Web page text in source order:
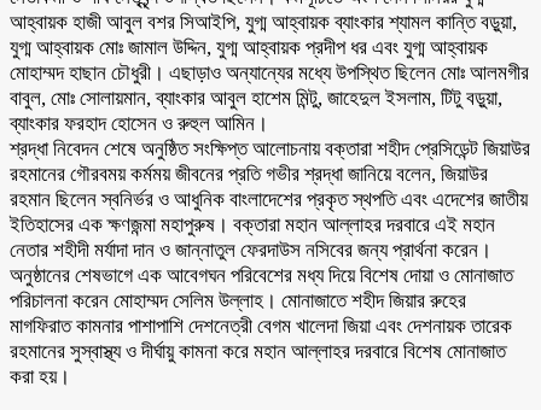
আহ্বায়ক হাজী আবুল বশর সিআইপি, যুগ্ম আহ্বায়ক ব্যাংকার শ্যামল কান্তি বড়ুয়া,
যুগ্ম আহ্বায়ক মোঃ জামাল উদ্দিন, যুগ্ম আহ্বায়ক প্রদীপ ধর এবং যুগ্ম আহ্বায়ক
মোহাম্মদ হাছান চৌধুরী। এছাড়াও অন্যান্যের মধ্যে উপস্থিত ছিলেন মোঃ আলমগীর
বাবুল, মোঃ সোলায়মান, ব্যাংকার আবুল হাশেম মিন্টু, জাহেদুল ইসলাম, টিটু বড়ুয়া,
ব্যাংকার ফরহাদ হোসেন ও রুহুল আমিন।
​শ্রদ্ধা নিবেদন শেষে অনুষ্ঠিত সংক্ষিপ্ত আলোচনায় বক্তারা শহীদ প্রেসিডেন্ট জিয়াউর
রহমানের গৌরবময় কর্মময় জীবনের প্রতি গভীর শ্রদ্ধা জানিয়ে বলেন, জিয়াউর
রহমান ছিলেন স্বনির্ভর ও আধুনিক বাংলাদেশের প্রকৃত স্থপতি এবং এদেশের জাতীয়
ইতিহাসের এক ক্ষণজন্মা মহাপুরুষ। বক্তারা মহান আল্লাহর দরবারে এই মহান
নেতার শহীদী মর্যাদা দান ও জান্নাতুল ফেরদাউস নসিবের জন্য প্রার্থনা করেন।
​অনুষ্ঠানের শেষভাগে এক আবেগঘন পরিবেশের মধ্য দিয়ে বিশেষ দোয়া ও মোনাজাত
পরিচালনা করেন মোহাম্মদ সেলিম উল্লাহ। মোনাজাতে শহীদ জিয়ার রুহের
মাগফিরাত কামনার পাশাপাশি দেশনেত্রী বেগম খালেদা জিয়া এবং দেশনায়ক তারেক
রহমানের সুস্বাস্থ্য ও দীর্ঘায়ু কামনা করে মহান আল্লাহর দরবারে বিশেষ মোনাজাত
করা হয়।